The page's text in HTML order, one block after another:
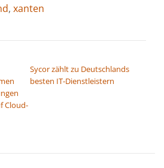
, xanten
Cloud-
Sycor zählt zu Deutschlands
besten IT-Dienstleistern